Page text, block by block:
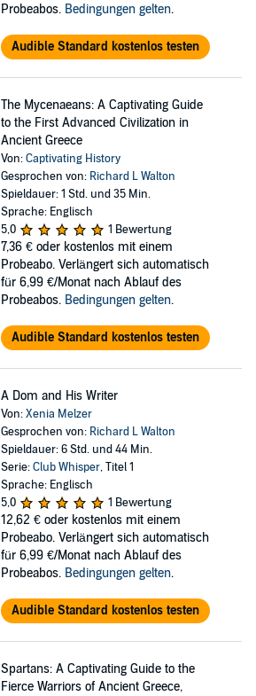
Probeabos. Bedingungen gelten.
Audible Standard kostenlos testen
The Mycenaeans: A Captivating Guide
to the First Advanced Civilization in
Ancient Greece
Von:Captivating History
Gesprochen von: Richard L Walton
Spieldauer: 1 Std. und 35 Min.
Sprache: Englisch
5,0
1 Bewertung
7,36 € oder kostenlos mit einem
Probeabo. Verlängert sich automatisch
für 6,99 €/Monat nach Ablauf des
Probeabos. Bedingungen gelten.
Audible Standard kostenlos testen
A Dom and His Writer
Von:Xenia Melzer
Gesprochen von: Richard L Walton
Spieldauer: 6 Std. und 44 Min.
Serie:Club Whisper, Titel 1
Sprache: Englisch
5,0
1 Bewertung
12,62 € oder kostenlos mit einem
Probeabo. Verlängert sich automatisch
für 6,99 €/Monat nach Ablauf des
Probeabos. Bedingungen gelten.
Audible Standard kostenlos testen
Spartans: A Captivating Guide to the
Fierce Warriors of Ancient Greece,